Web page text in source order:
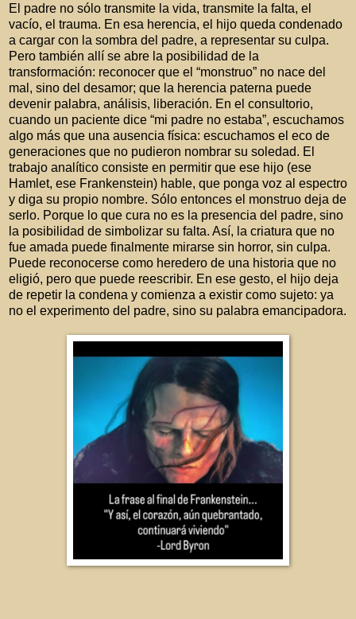
El padre no sólo transmite la vida, transmite la falta, el
vacío, el trauma. En esa herencia, el hijo queda condenado
a cargar con la sombra del padre, a representar su culpa.
Pero también allí se abre la posibilidad de la
transformación: reconocer que el “monstruo” no nace del
mal, sino del desamor; que la herencia paterna puede
devenir palabra, análisis, liberación. En el consultorio,
cuando un paciente dice “mi padre no estaba”, escuchamos
algo más que una ausencia física: escuchamos el eco de
generaciones que no pudieron nombrar su soledad. El
trabajo analítico consiste en permitir que ese hijo (ese
Hamlet, ese Frankenstein) hable, que ponga voz al espectro
y diga su propio nombre. Sólo entonces el monstruo deja de
serlo. Porque lo que cura no es la presencia del padre, sino
la posibilidad de simbolizar su falta. Así, la criatura que no
fue amada puede finalmente mirarse sin horror, sin culpa.
Puede reconocerse como heredero de una historia que no
eligió, pero que puede reescribir. En ese gesto, el hijo deja
de repetir la condena y comienza a existir como sujeto: ya
no el experimento del padre, sino su palabra emancipadora.